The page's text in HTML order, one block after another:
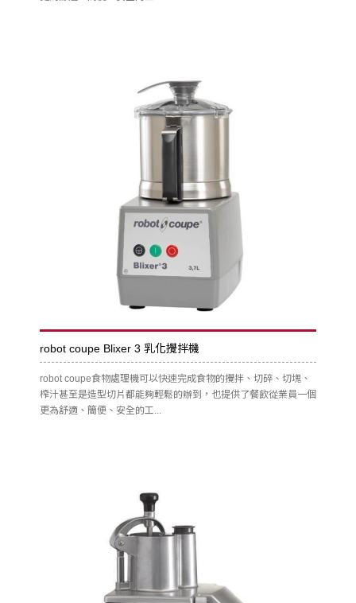
robot coupe Blixer 3 乳化攪拌機
robot coupe食物處理機可以快速完成食物的攪拌、切碎、切塊、
榨汁甚至是造型切片都能夠輕鬆的辦到，也提供了餐飲從業員一個
更為舒適、簡便、安全的工...